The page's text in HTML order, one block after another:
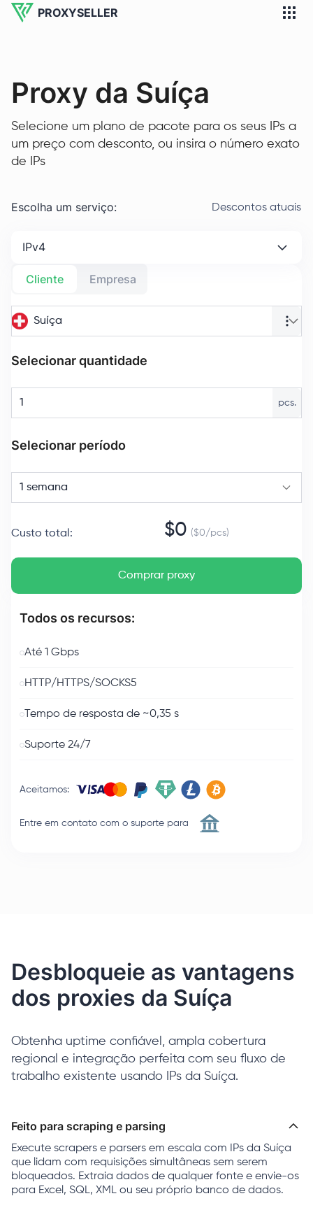
PROXYSELLER
Proxy da Suíça
Selecione um plano de pacote para os seus IPs a
um preço com desconto, ou insira o número exato
de IPs
Escolha um serviço: Descontos atuais
IPv4
Cliente Empresa
Suíça
Selecionar quantidade
pcs.
Selecionar período
1 semana
Custo total : $0 ($0/pcs)
Comprar proxy
Todos os recursos:
Até 1 Gbps
HTTP/HTTPS/SOCKS5
Tempo de resposta de ~0,35 s
Suporte 24/7
Aceitamos:
Entre em contato com o suporte para
Desbloqueie as vantagens
dos proxies da Suíça
Obtenha uptime confiável, ampla cobertura
regional e integração perfeita com seu fluxo de
trabalho existente usando IPs da Suíça.
Feito para scraping e parsing
Execute scrapers e parsers em escala com IPs da Suíça
que lidam com requisições simultâneas sem serem
bloqueados. Extraia dados de qualquer fonte e envie-os
para Excel, SQL, XML ou seu próprio banco de dados.